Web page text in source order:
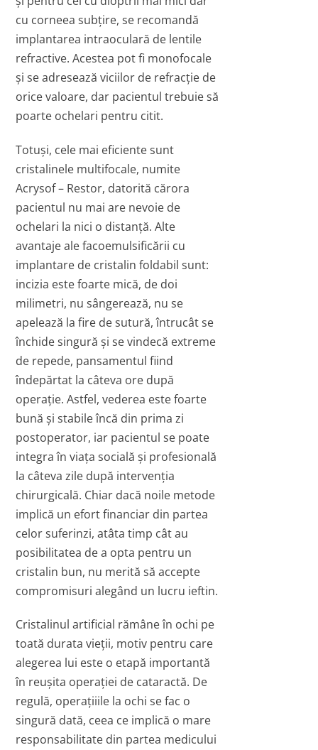
cu corneea subţire, se recomandă
implantarea intraoculară de lentile
refractive. Acestea pot fi monofocale
şi se adresează viciilor de refracţie de
orice valoare, dar pacientul trebuie să
poarte ochelari pentru citit.
Totuşi, cele mai eficiente sunt
cristalinele multifocale, numite
Acrysof – Restor, datorită cărora
pacientul nu mai are nevoie de
ochelari la nici o distanţă. Alte
avantaje ale facoemulsificării cu
implantare de cristalin foldabil sunt:
incizia este foarte mică, de doi
milimetri, nu sângerează, nu se
apelează la fire de sutură, întrucât se
închide singură şi se vindecă extreme
de repede, pansamentul fiind
îndepărtat la câteva ore după
operaţie. Astfel, vederea este foarte
bună şi stabile încă din prima zi
postoperator, iar pacientul se poate
integra în viaţa socială şi profesională
la câteva zile după intervenţia
chirurgicală. Chiar dacă noile metode
implică un efort financiar din partea
celor suferinzi, atâta timp cât au
posibilitatea de a opta pentru un
cristalin bun, nu merită să accepte
compromisuri alegând un lucru ieftin.
Cristalinul artificial rămâne în ochi pe
toată durata vieţii, motiv pentru care
alegerea lui este o etapă importantă
în reuşita operaţiei de cataractă. De
regulă, operaţiiile la ochi se fac o
singură dată, ceea ce implică o mare
responsabilitate din partea medicului